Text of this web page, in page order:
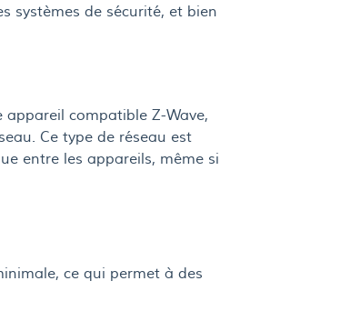
systèmes de sécurité, et bien
compatible Z-Wave,
Ce type de réseau est
entre les appareils, même si
ce qui permet à des